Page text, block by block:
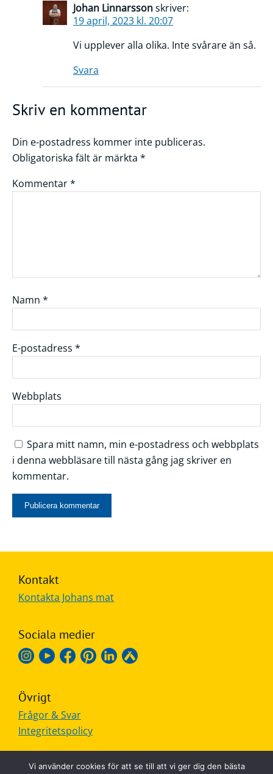
Johan Linnarssonskriver:
19 april, 2023 kl. 20:07
Vi upplever alla olika. Inte svårare än så.
Svara
Skriv en kommentar
Din e-postadress kommer inte publiceras.
Obligatoriska fält är märkta *
Kommentar*
Namn *
E-postadress *
Webbplats
Spara mitt namn, min e-postadress och webbplats
i denna webbläsare till nästa gång jag skriver en
kommentar.
Kontakt
Kontakta Johans mat
Sociala medier
Övrigt
Frågor & Svar
Integritetspolicy
Vi använder cookies för att se till att vi ger dig den bästa